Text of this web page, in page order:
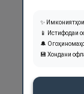
✨
📱 Истифодаи
🔔
💾 Хондани